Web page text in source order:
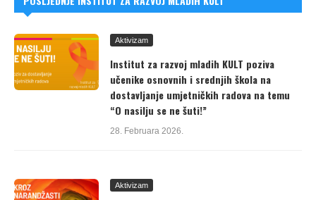
Aktivizam
Institut za razvoj mladih KULT poziva
učenike osnovnih i srednjih škola na
dostavljanje umjetničkih radova na temu
“O nasilju se ne šuti!”
28. Februara 2026.
Aktivizam